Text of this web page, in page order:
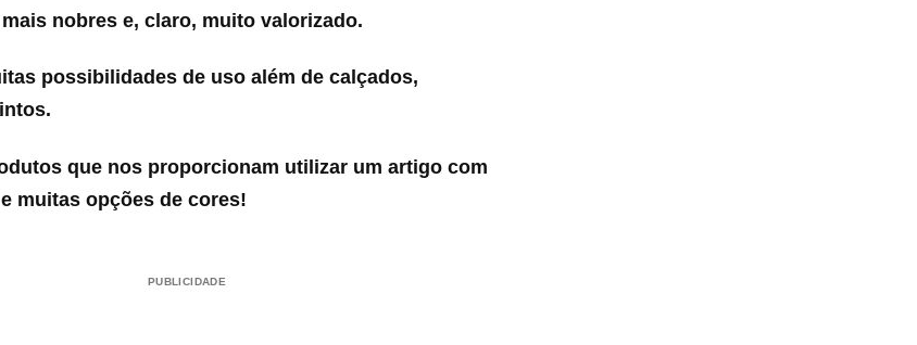
nobres e, claro, muito valorizado.
possibilidades de uso além de calçados,
que nos proporcionam utilizar um artigo com
muitas opções de cores!
PUBLICIDADE